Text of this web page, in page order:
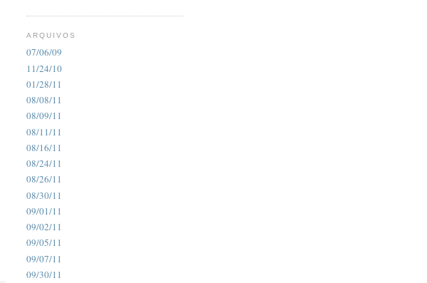
ARQUIVOS
07/06/09
11/24/10
01/28/11
08/08/11
08/09/11
08/11/11
08/16/11
08/24/11
08/26/11
08/30/11
09/01/11
09/02/11
09/05/11
09/07/11
09/30/11